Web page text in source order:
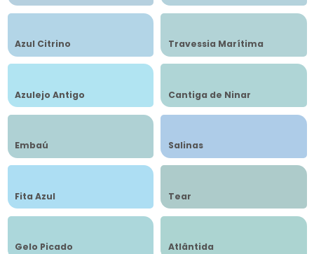
Azul Citrino Travessia Marítima
Azulejo Antigo Cantiga de Ninar
Embaú Salinas
Fita Azul Tear
Gelo Picado Atlântida